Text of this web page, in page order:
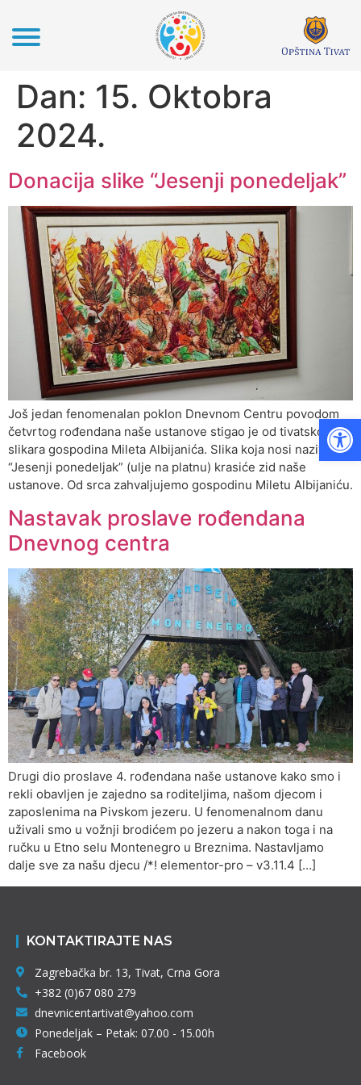
Dan: 15. Oktobra
2024.
Donacija slike “Jesenji ponedeljak”
Još jedan fenomenalan poklon Dnevnom Centru povodom
četvrtog rođendana naše ustanove stigao je od tivatskog
slikara gospodina Mileta Albijanića. Slika koja nosi naziv
“Jesenji ponedeljak” (ulje na platnu) krasiće zid naše
ustanove. Od srca zahvaljujemo gospodinu Miletu Albijaniću.
Nastavak proslave rođendana
Dnevnog centra
Drugi dio proslave 4. rođendana naše ustanove kako smo i
rekli obavljen je zajedno sa roditeljima, našom djecom i
zaposlenima na Pivskom jezeru. U fenomenalnom danu
uživali smo u vožnji brodićem po jezeru a nakon toga i na
ručku u Etno selu Montenegro u Breznima. Nastavljamo
dalje sve za našu djecu /*! elementor-pro – v3.11.4 […]
KONTAKTIRAJTE NAS
Zagrebačka br. 13, Tivat, Crna Gora
+382 (0)67 080 279
dnevnicentartivat@yahoo.com
Ponedeljak – Petak: 07.00 - 15.00h
Facebook